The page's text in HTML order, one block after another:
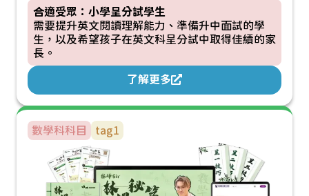
合適受眾：小學呈分試學生
需要提升英文閱讀理解能力、準備升中面試的學
生，以及希望孩子在英文科呈分試中取得佳績的家
長。
了解更多
數學科科目 tag1